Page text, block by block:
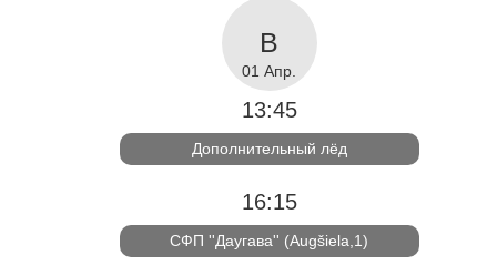
01 Апр.
13:45
Дополнительный лёд
16:15
СФП ''Даугава'' (Augšiela,1)